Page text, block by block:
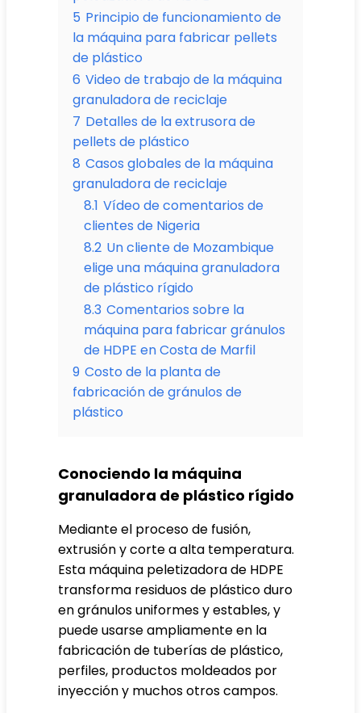
5 Principio de funcionamiento de
la máquina para fabricar pellets
de plástico
6 Video de trabajo de la máquina
granuladora de reciclaje
7 Detalles de la extrusora de
pellets de plástico
8 Casos globales de la máquina
granuladora de reciclaje
8.1 Vídeo de comentarios de
clientes de Nigeria
8.2 Un cliente de Mozambique
elige una máquina granuladora
de plástico rígido
8.3 Comentarios sobre la
máquina para fabricar gránulos
de HDPE en Costa de Marfil
9 Costo de la planta de
fabricación de gránulos de
plástico
Conociendo la máquina
granuladora de plástico rígido
Mediante el proceso de fusión,
extrusión y corte a alta temperatura.
Esta máquina peletizadora de HDPE
transforma residuos de plástico duro
en gránulos uniformes y estables, y
puede usarse ampliamente en la
fabricación de tuberías de plástico,
perfiles, productos moldeados por
inyección y muchos otros campos.